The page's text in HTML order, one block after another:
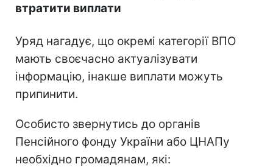
втратити виплати
Уряд нагадує, що окремі категорії ВПО
мають своєчасно актуалізувати
інформацію, інакше виплати можуть
припинити.
Особисто звернутись до органів
Пенсійного фонду України або ЦНАПу
необхідно громадянам, які: